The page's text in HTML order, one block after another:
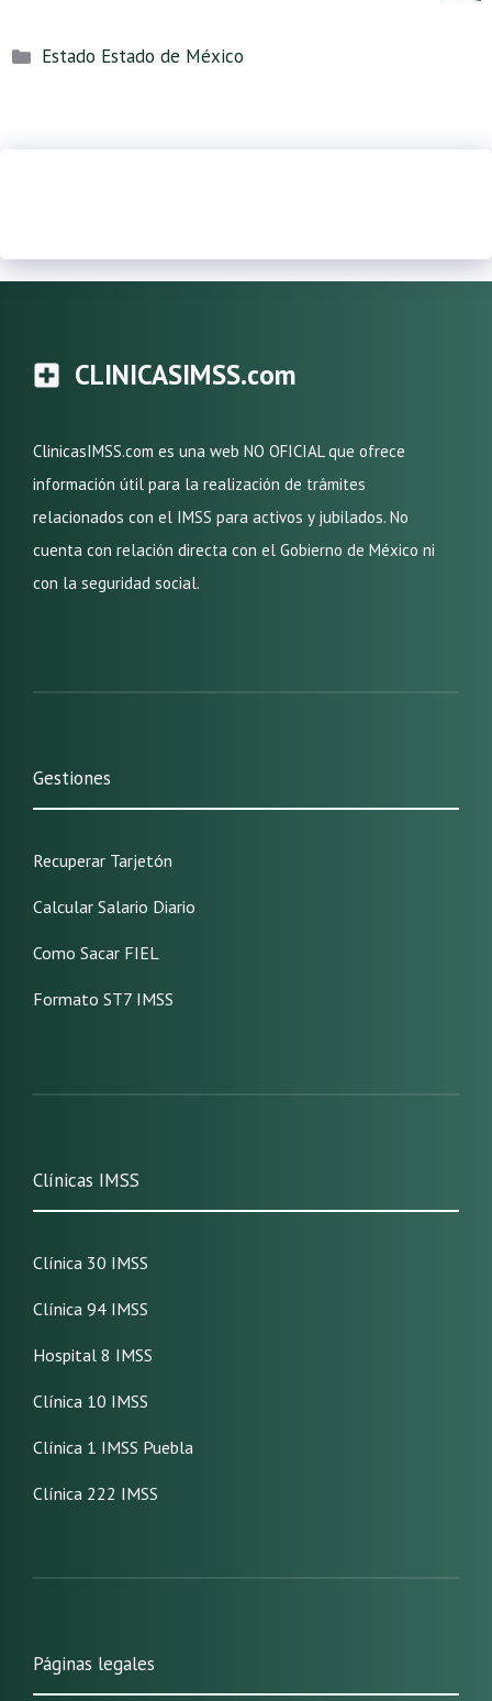
Categorías
Estado Estado de México
CLINICASIMSS.com
ClinicasIMSS.com es una web NO OFICIAL que ofrece
información útil para la realización de trámites
relacionados con el IMSS para activos y jubilados. No
cuenta con relación directa con el Gobierno de México ni
con la seguridad social.
Gestiones
Recuperar Tarjetón
Calcular Salario Diario
Como Sacar FIEL
Formato ST7 IMSS
Clínicas IMSS
Clínica 30 IMSS
Clínica 94 IMSS
Hospital 8 IMSS
Clínica 10 IMSS
Clínica 1 IMSS Puebla
Clínica 222 IMSS
Páginas legales